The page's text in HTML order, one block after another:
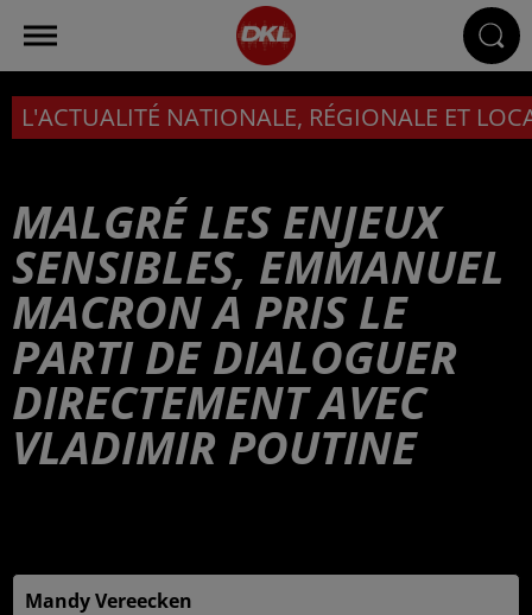
L'ACTUALITÉ NATIONALE, RÉGIONALE ET
MALGRÉ LES ENJEUX
SENSIBLES, EMMANUEL
MACRON A PRIS LE
PARTI DE DIALOGUER
DIRECTEMENT AVEC
VLADIMIR POUTINE
Mandy Vereecken